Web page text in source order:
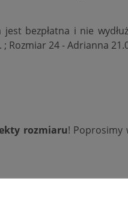
jest bezpłatna i nie
Rozmiar 24 - Adrianna
rozmiaru! Poprosimy
wysokość lub
konfigurację